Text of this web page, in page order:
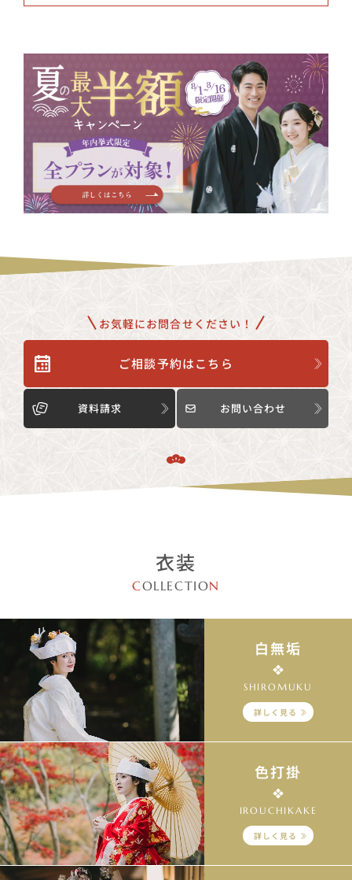
お気軽にお問合せください！
ご相談予約はこちら
資料請求 お問い合わせ
衣装
COLLECTION
白無垢
SHIROMUKU
詳しく見る
色打掛
IROUCHIKAKE
詳しく見る